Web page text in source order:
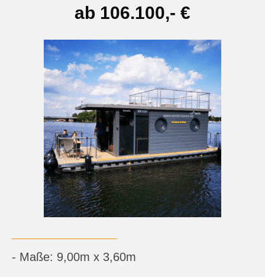
ab 106.100,- €
- Maße: 9,00m x 3,60m